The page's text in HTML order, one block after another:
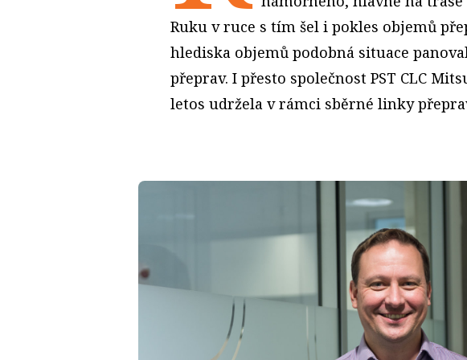
Ruku v ruce s tím šel i pokles objemů
hlediska objemů podobná situace
přeprav. I přesto společnost PST CLC
letos udržela v rámci sběrné linky